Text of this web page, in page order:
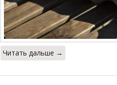
Читать дальше →